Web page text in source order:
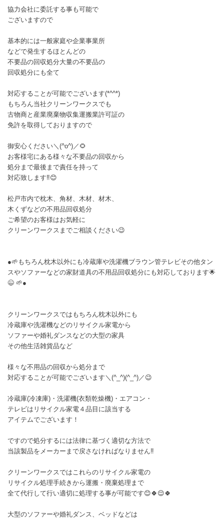
協力会社に委託する事も可能で
ございますので
基本的には一般家庭や企業事業所
などで発生するほとんどの
不要品の回収処分大量の不要品の
回収処分にも全て
対応することが可能でございます(*^^*)
もちろん当社クリーンワークスでも
古物商と産業廃棄物収集運搬業許可証の
免許を取得しておりますので
御安心ください＼(^o^)／🌻
お客様宅にある様々な不要品の回収から
処分まで最後まで責任を持って
対応致します‼️😊
松戸市内で枕木、角材、木材、材木、
木くずなどの不用品回収処分
ご希望のお客様はお気軽に
クリーンワークスまでご相談ください😉
●🌱もちろん枕木以外にも冷蔵庫や洗濯機ブラウン管テレビその他タン
スやソファーなどの家財道具の不用品回収処分にも対応しております🌟
😉 🌱●
クリーンワークスではもちろん枕木以外にも
冷蔵庫や洗濯機などのリサイクル家電から
ソファーや婚礼ダンスなどの大型の家具
その他生活雑貨品など
様々な不用品の回収から処分まで
対応することが可能でございます＼(^_^)(^_^)／😉
冷蔵庫(冷凍庫)・洗濯機(衣類乾燥機)・エアコン・
テレビはリサイクル家電４品目に該当する
アイテムでございます！
ですので処分するには法律に基づく適切な方法で
当該製品をメーカーまで戻さなければなりません‼️
クリーンワークスではこれらのリサイクル家電の
リサイクル処理手続きから運搬・廃棄処理まで
全て代行して行い適切に処理する事が可能です😊🍀😌🍀
大型のソファーや婚礼ダンス、ベッドなどは